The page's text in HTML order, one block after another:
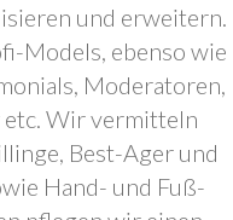
und erweitern.
Models, ebenso wie
Moderatoren,
etc. Wir vermitteln
Best-Ager und
Hand- und Fuß-